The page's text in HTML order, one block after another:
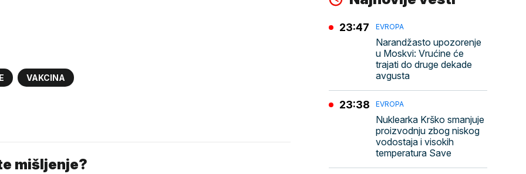
VAKCINA
mišljenje?
EVROPA
Narandžasto upozorenje
u Moskvi: Vrućine će
trajati do druge dekade
avgusta
23:47
EVROPA
Nuklearka Krško smanjuje
proizvodnju zbog niskog
vodostaja i visokih
temperatura Save
23:38